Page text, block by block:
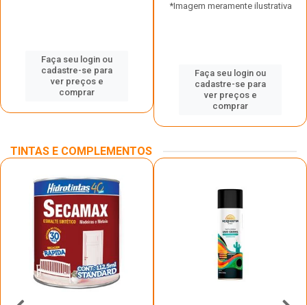
Faça seu login ou
cadastre-se para
ver preços e
comprar
*Imagem meramente ilustrativa
Faça seu login ou
cadastre-se para
ver preços e
comprar
TINTAS E COMPLEMENTOS